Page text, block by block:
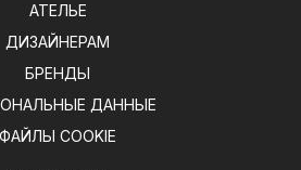
АТЕЛЬЕ
ДИЗАЙНЕРАМ
БРЕНДЫ
ДАННЫЕ
ФАЙЛЫ COOKIE